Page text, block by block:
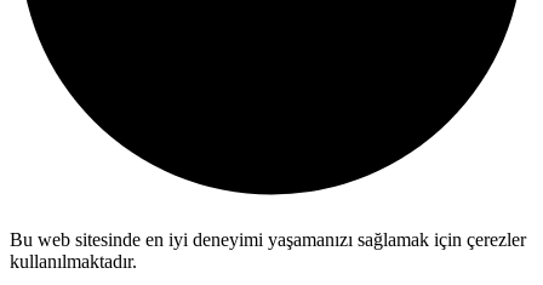
Bu web sitesinde en iyi deneyimi yaşamanızı sağlamak için çerezler
kullanılmaktadır.